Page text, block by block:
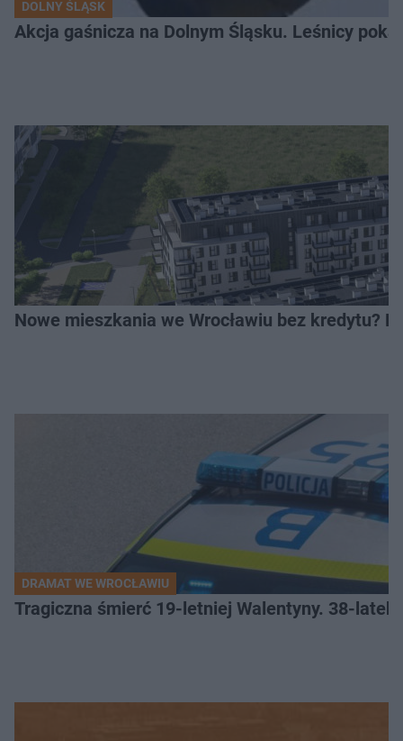
DOLNY ŚLĄSK
Akcja gaśnicza na Dolnym Śląsku. Leśnicy
Nowe mieszkania we Wrocławiu bez kredytu?
DRAMAT WE WROCŁAWIU
Tragiczna śmierć 19-letniej Walentyny. 38-